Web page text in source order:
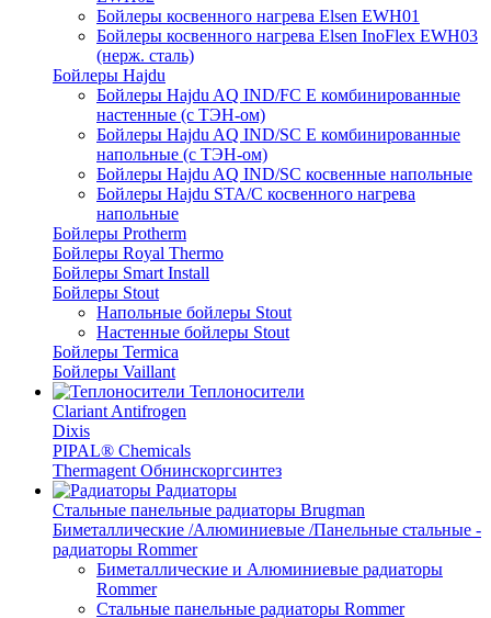
Бойлеры косвенного нагрева Elsen EWH01
Бойлеры косвенного нагрева Elsen InoFlex EWH03
(нерж. сталь)
Бойлеры Hajdu
Бойлеры Hajdu AQ IND/FC E комбинированные
настенные (с ТЭН-ом)
Бойлеры Hajdu AQ IND/SC E комбинированные
напольные (с ТЭН-ом)
Бойлеры Hajdu AQ IND/SC косвенные напольные
Бойлеры Hajdu STA/C косвенного нагрева
напольные
Бойлеры Protherm
Бойлеры Royal Thermo
Бойлеры Smart Install
Бойлеры Stout
Напольные бойлеры Stout
Настенные бойлеры Stout
Бойлеры Termica
Бойлеры Vaillant
Теплоносители
Clariant Antifrogen
Dixis
PIPAL® Chemicals
Thermagent Обнинскоргсинтез
Радиаторы
Стальные панельные радиаторы Brugman
Биметаллические /Алюминиевые /Панельные стальные -
радиаторы Rommer
Биметаллические и Алюминиевые радиаторы
Rommer
Стальные панельные радиаторы Rommer